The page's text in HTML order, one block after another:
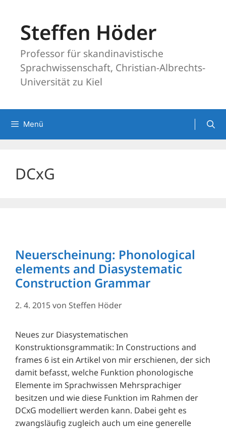
springenSteffen Höder
Professor für skandinavistische
Sprachwissenschaft, Christian-Albrechts-
Universität zu Kiel
Menü
DCxG
Neuerscheinung: Phonological
elements and Diasystematic
Construction Grammar
2. 4. 2015von Steffen Höder
Neues zur Diasystematischen
Konstruktionsgrammatik: In Constructions and
frames 6 ist ein Artikel von mir erschienen, der sich
damit befasst, welche Funktion phonologische
Elemente im Sprachwissen Mehrsprachiger
besitzen und wie diese Funktion im Rahmen der
DCxG modelliert werden kann. Dabei geht es
zwangsläufig zugleich auch um eine generelle